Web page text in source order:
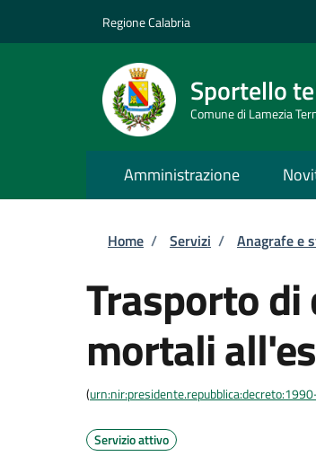
Regione Calabria
Sportello
Comune di Lamezia
Amministrazione
Briciole di
Home / Servizi / Anagrafe e
Trasporto di
mortali
(
Servizio attivo